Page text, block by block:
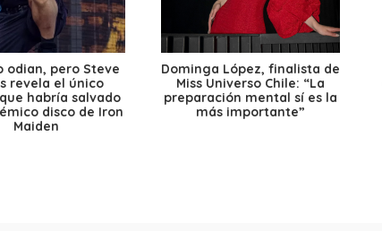
odian, pero Steve
revela el único
habría salvado
disco de Iron
Maiden
Dominga López, finalista de
Miss Universo Chile: “La
preparación mental sí es la
más importante”